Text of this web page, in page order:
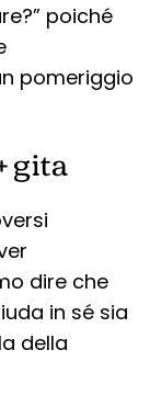
poiché
pomeriggio
gita
dire che
in sé sia
della